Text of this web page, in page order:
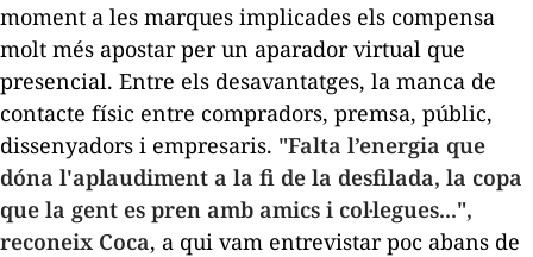
moment a les marques implicades els compensa
molt més apostar per un aparador virtual que
presencial. Entre els desavantatges, la manca de
contacte físic entre compradors, premsa, públic,
dissenyadors i empresaris. "Falta l’energia que
dóna l'aplaudiment a la fi de la desfilada, la copa
que la gent es pren amb amics i col·legues...",
reconeix Coca, a qui vam entrevistar poc abans de